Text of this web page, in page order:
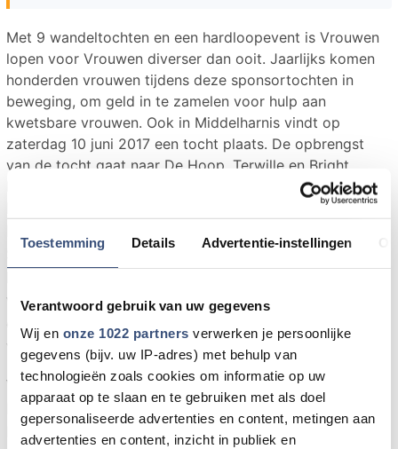
Toestemming Details Advertentie-instellingen
Verantwoord gebruik van uw gegevens
Wij en onze 1022 partners verwerken je persoonlijke
gegevens (bijv. uw IP-adres) met behulp van
technologieën zoals cookies om informatie op uw
apparaat op te slaan en te gebruiken met als doel
gepersonaliseerde advertenties en content, metingen aan
advertenties en content, inzicht in publiek en
Met 9 wandeltochten en een hardloopevent is Vrouwen
lopen voor Vrouwen diverser dan ooit. Jaarlijks komen
honderden vrouwen tijdens deze sponsortochten in
beweging, om geld in te zamelen voor hulp aan
kwetsbare vrouwen. Ook in Middelharnis vindt op
zaterdag 10 juni 2017 een tocht plaats. De opbrengst
van de tocht gaat naar De Hoop, Terwille en Bright
De startlocatie waar men wordt verwacht is het
Sommelsdijk vanaf 8:00 uur. Deelneemsters kunnen
wandeltocht sluit af met een high tea, waarbij een
vertelt.
Voor kwetsbare vrouwen
De opbrengst van de wandeltochten gaat naar De
Hoop, Terwille en Bright Fame. De Hoop vangt